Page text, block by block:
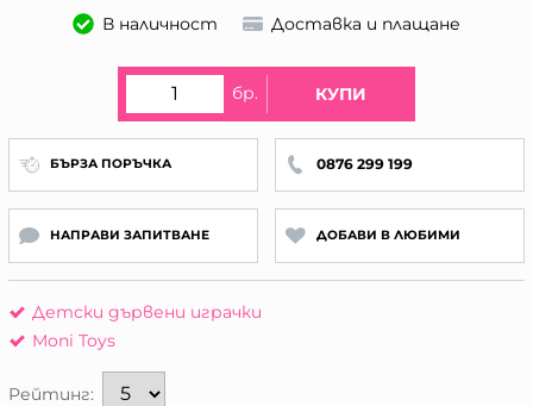
В наличност Доставка и плащане
бр. КУПИ
БЪРЗА ПОРЪЧКА 0876 299 199
НАПРАВИ ЗАПИТВАНЕ ДОБАВИ В ЛЮБИМИ
Детски дървени играчки
Moni Toys
Рейтинг: